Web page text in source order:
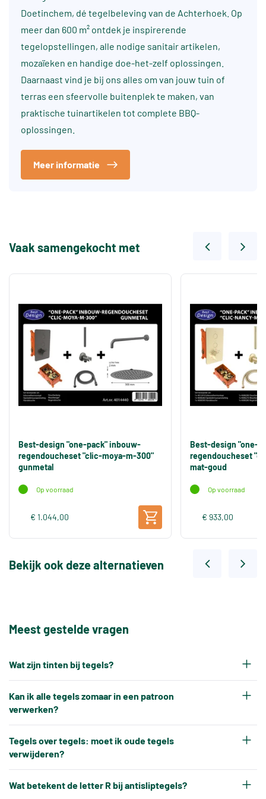
Doetinchem, dé tegelbeleving van de Achterhoek. Op
meer dan 600 m² ontdek je inspirerende
tegelopstellingen, alle nodige sanitair artikelen,
mozaïeken en handige doe-het-zelf oplossingen.
Daarnaast vind je bij ons alles om van jouw tuin of
terras een sfeervolle buitenplek te maken, van
praktische tuinartikelen tot complete BBQ-
oplossingen.
Meer informatie
Vaak samengekocht met
Best-design "one-pack" inbouw-
regendoucheset "clic-moya-m-300"
gunmetal
Op voorraad
€ 1.044,00
Best-design "one-
regendoucheset
mat-goud
Op voorraad
€ 933,00
Bekijk ook deze alternatieven
Meest gestelde vragen
Wat zijn tinten bij tegels?
een eigen tintnummer. Omdat keramische tegels
een natuurproduct zijn en onder hoge
temperaturen worden gebakken, ontstaat er altijd
een klein kleurverschil tussen verschillende
productiebatches.
Bij een bijbestelling is het daarom belangrijk dat u
Kan ik alle tegels zomaar in een patroon
verwerken?
gewenst patroon worden verwerkt.
Tegels hebben altijd kleine, toegestane
maatverschillen, en bepaalde patronen kunnen
Tegels over tegels: moet ik oude tegels
verwijderen?
tegels te verwijderen. Nieuwe vloer- of
Wat betekent de letter R bij antisliptegels?